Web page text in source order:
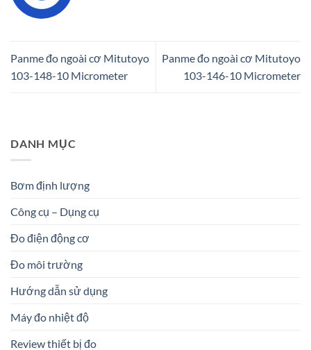
Panme đo ngoài cơ Mitutoyo
103-148-10 Micrometer
Panme đo ngoài cơ Mitutoyo
103-146-10 Micrometer
DANH MỤC
Bơm định lượng
Công cụ – Dụng cụ
Đo điện động cơ
Đo môi trường
Hướng dẫn sử dụng
Máy đo nhiệt độ
Review thiết bị đo